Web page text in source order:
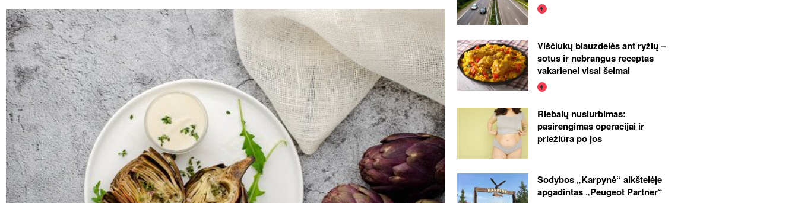
Viščiukų blauzdelės ant ryžių –
sotus ir nebrangus receptas
vakarienei visai šeimai
Riebalų nusiurbimas:
pasirengimas operacijai ir
priežiūra po jos
Sodybos „Karpynė“ aikštelėje
apgadintas „Peugeot Partner“